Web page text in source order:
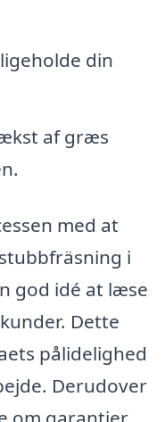
din
af græs
med at
i
god idé at læse
Dette
pålidelighed
Derudover